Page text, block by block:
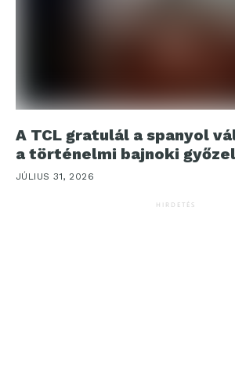
A TCL gratulál a spanyol
a történelmi bajnoki
JÚLIUS 31, 2026
HIRDETÉS